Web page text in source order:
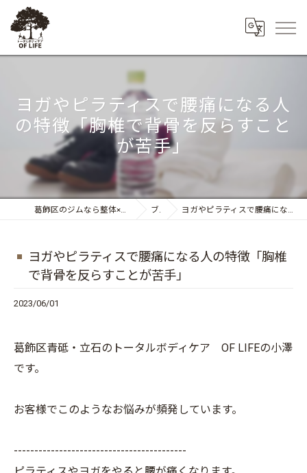
ヨガやピラティスで腰痛になる人
の特徴「胸椎で背骨を反らすこと
が苦手」
葛飾区のジムなら整体×トレーニング トータルボディケア OF LIFE ブログ ヨガやピラティスで腰痛になる人の特徴「胸椎で背骨を反らすことが苦手」
ヨガやピラティスで腰痛になる人の特徴「胸椎
で背骨を反らすことが苦手」
2023/06/01
葛飾区青砥・立石のトータルボディケア OF LIFEの小澤
です。
お客様でこのようなお悩みが頻発しています。
------------------------------------------